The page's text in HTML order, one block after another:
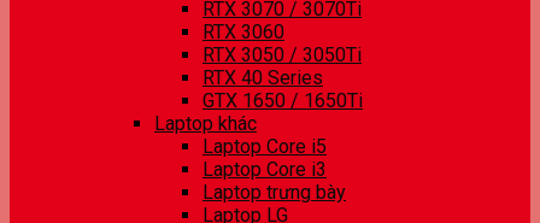
RTX 3070 / 3070Ti
RTX 3060
RTX 3050 / 3050Ti
RTX 40 Series
GTX 1650 / 1650Ti
Laptop khác
Laptop Core i5
Laptop Core i3
Laptop trưng bày
Laptop LG